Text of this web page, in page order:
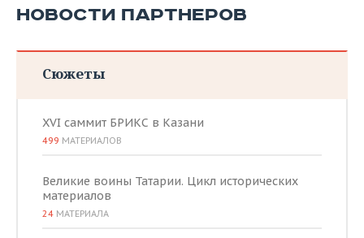
НОВОСТИ ПАРТНЕРОВ
Сюжеты
XVI саммит БРИКС в Казани
499 МАТЕРИАЛОВ
Великие воины Татарии. Цикл исторических
материалов
24 МАТЕРИАЛА